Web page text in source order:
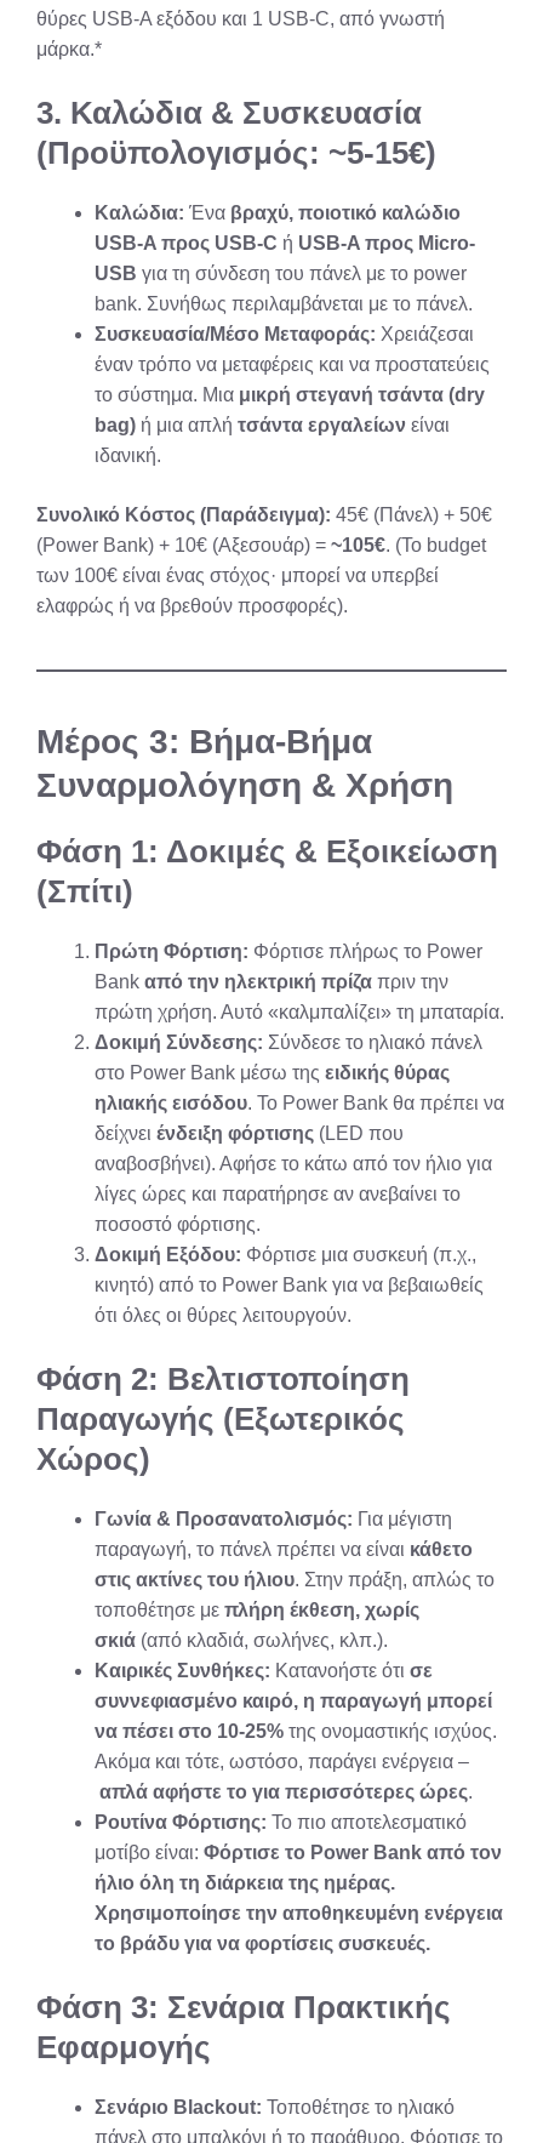
θύρες USB-A εξόδου και 1 USB-C, από γνωστή
μάρκα.*
3. Καλώδια & Συσκευασία
(Προϋπολογισμός: ~5-15€)
Καλώδια: Ένα βραχύ, ποιοτικό καλώδιο
USB-A προς USB-C ή USB-A προς Micro-
USB για τη σύνδεση του πάνελ με το power
bank. Συνήθως περιλαμβάνεται με το πάνελ.
Συσκευασία/Μέσο Μεταφοράς: Χρειάζεσαι
έναν τρόπο να μεταφέρεις και να προστατεύεις
το σύστημα. Μια μικρή στεγανή τσάντα (dry
bag) ή μια απλή τσάντα εργαλείων είναι
ιδανική.
Συνολικό Κόστος (Παράδειγμα): 45€ (Πάνελ) + 50€
(Power Bank) + 10€ (Αξεσουάρ) = ~105€. (Το budget
των 100€ είναι ένας στόχος· μπορεί να υπερβεί
ελαφρώς ή να βρεθούν προσφορές).
Μέρος 3: Βήμα-Βήμα
Συναρμολόγηση & Χρήση
Φάση 1: Δοκιμές & Εξοικείωση
(Σπίτι)
Πρώτη Φόρτιση: Φόρτισε πλήρως το Power
Bank από την ηλεκτρική πρίζα πριν την
πρώτη χρήση. Αυτό «καλμπαλίζει» τη μπαταρία.
Δοκιμή Σύνδεσης: Σύνδεσε το ηλιακό πάνελ
στο Power Bank μέσω της ειδικής θύρας
ηλιακής εισόδου. Το Power Bank θα πρέπει να
δείχνει ένδειξη φόρτισης (LED που
αναβοσβήνει). Αφήσε το κάτω από τον ήλιο για
λίγες ώρες και παρατήρησε αν ανεβαίνει το
ποσοστό φόρτισης.
Δοκιμή Εξόδου: Φόρτισε μια συσκευή (π.χ.,
κινητό) από το Power Bank για να βεβαιωθείς
ότι όλες οι θύρες λειτουργούν.
Φάση 2: Βελτιστοποίηση
Παραγωγής (Εξωτερικός
Χώρος)
Γωνία & Προσανατολισμός: Για μέγιστη
παραγωγή, το πάνελ πρέπει να είναι κάθετο
στις ακτίνες του ήλιου. Στην πράξη, απλώς το
τοποθέτησε με πλήρη έκθεση, χωρίς
σκιά (από κλαδιά, σωλήνες, κλπ.).
Καιρικές Συνθήκες: Κατανοήστε ότι σε
συννεφιασμένο καιρό, η παραγωγή μπορεί
να πέσει στο 10-25% της ονομαστικής ισχύος.
Ακόμα και τότε, ωστόσο, παράγει ενέργεια –
απλά αφήστε το για περισσότερες ώρες.
Ρουτίνα Φόρτισης: Το πιο αποτελεσματικό
μοτίβο είναι: Φόρτισε το Power Bank από τον
ήλιο όλη τη διάρκεια της ημέρας.
Χρησιμοποίησε την αποθηκευμένη ενέργεια
το βράδυ για να φορτίσεις συσκευές.
Φάση 3: Σενάρια Πρακτικής
Εφαρμογής
Σενάριο Blackout: Τοποθέτησε το ηλιακό
πάνελ στο μπαλκόνι ή το παράθυρο. Φόρτισε το